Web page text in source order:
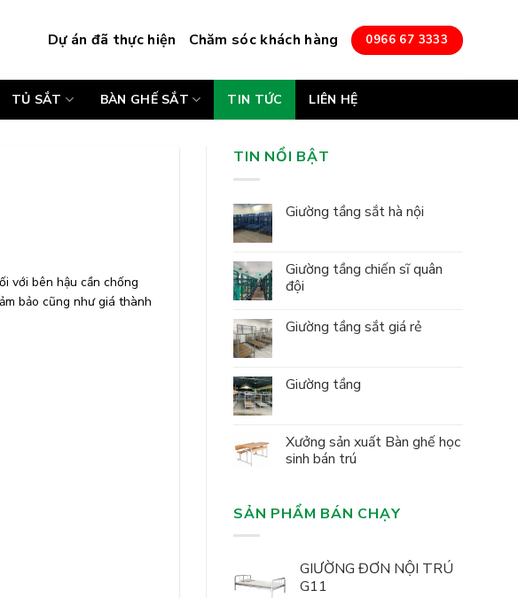
Dự án đã thực hiện Chăm sóc khách hàng 0966 67 3333
TỦ SẮT BÀN GHẾ SẮT TIN TỨC LIÊN HỆ
với bên hậu cần chống
bảo cũng như giá thành
TIN NỔI BẬT
Giường tầng sắt hà nội
Giường tầng chiến sĩ quân
đội
Giường tầng sắt giá rẻ
Giường tầng
Xưởng sản xuất Bàn ghế học
sinh bán trú
SẢN PHẨM BÁN CHẠY
GIƯỜNG ĐƠN NỘI TRÚ
G11